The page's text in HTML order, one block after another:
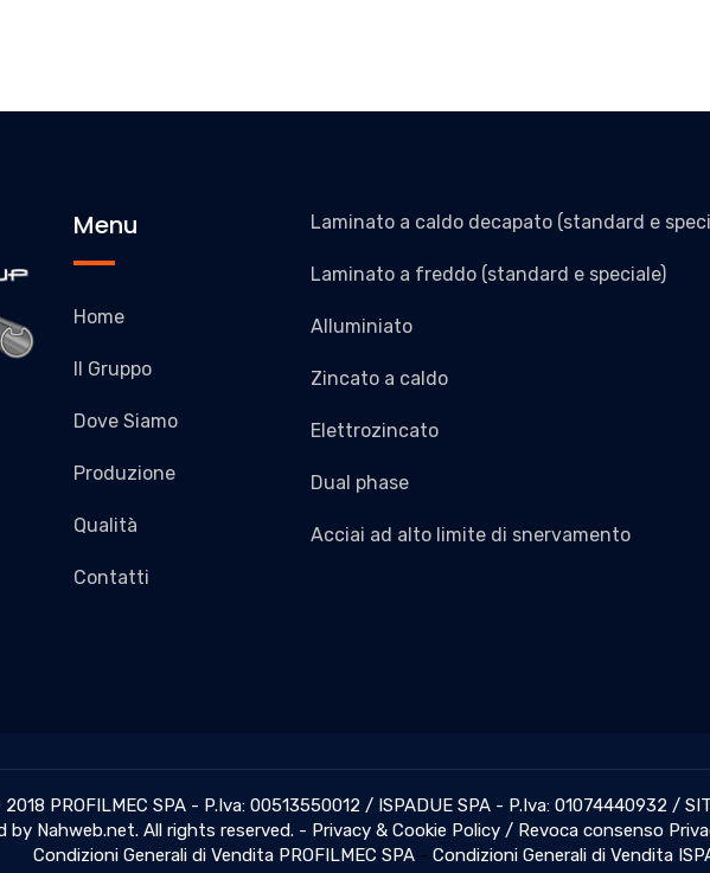
Menu
Home
Il Gruppo
Dove Siamo
Produzione
Qualità
Contatti
Laminato a caldo decapato (standard e
Laminato a freddo (standard e speciale)
Alluminiato
Zincato a caldo
Elettrozincato
Dual phase
Acciai ad alto limite di snervamento
PROFILMEC SPA - P.Iva: 00513550012 / ISPADUE SPA - P.Iva: 01074440932 /
by Nahweb.net. All rights reserved. - Privacy & Cookie Policy / Revoca consenso
Condizioni Generali di Vendita PROFILMEC SPA- Condizioni Generali di Vendita